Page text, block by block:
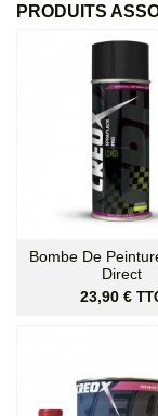
PRODUITS
Bombe De
Direct
Prix
23,90 €